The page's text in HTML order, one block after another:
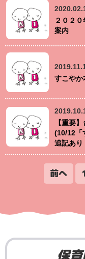
２０２
案内
すこやか
【重要
(10/12「
追記あり
前へ
保